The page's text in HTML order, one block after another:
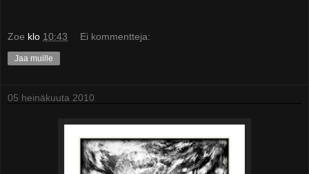
Zoe klo 10:43 Ei kommentteja:
Jaa muille
05 heinäkuuta 2010